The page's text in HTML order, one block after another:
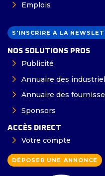
Emplois
S'INSCRIRE À LA
NOS SOLUTIONS PROS
Publicité
Annuaire des
Annuaire des
Sponsors
ACCÈS DIRECT
Votre compte
DÉPOSER UNE ANNONCE